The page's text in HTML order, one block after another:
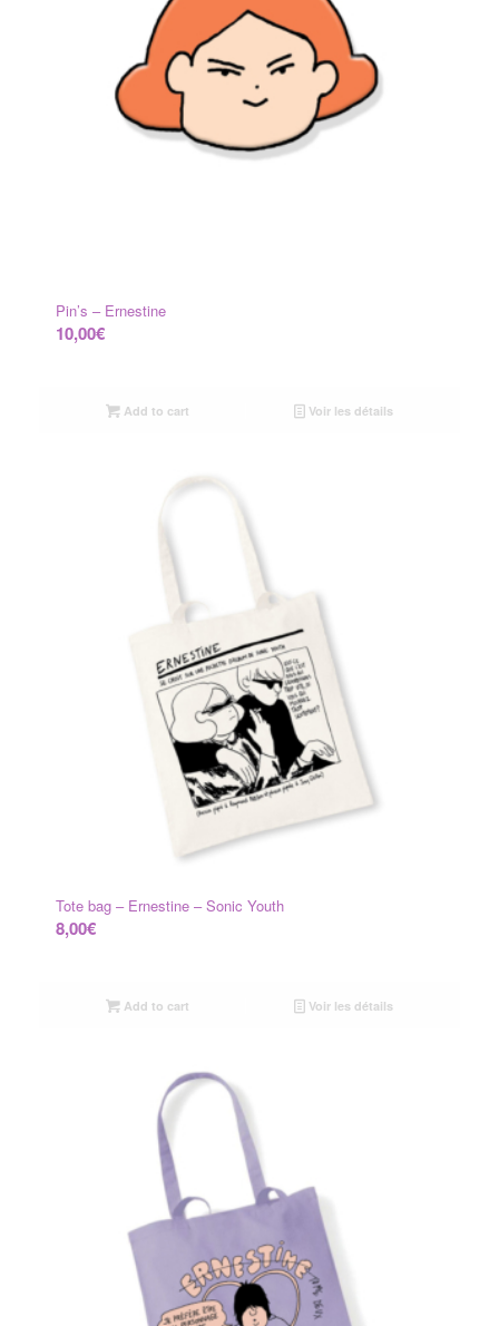
Pin’s – Ernestine
10,00€
Add to cart Voir les détails
Tote bag – Ernestine – Sonic Youth
8,00€
Add to cart Voir les détails